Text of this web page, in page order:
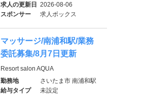
求人の更新日 2026-08-06
スポンサー
求人ボックス
マッサージ/南浦和駅/業務
委託募集/8月7日更新
Resort salon AQUA
勤務地
さいたま市 南浦和駅
給与タイプ
未設定